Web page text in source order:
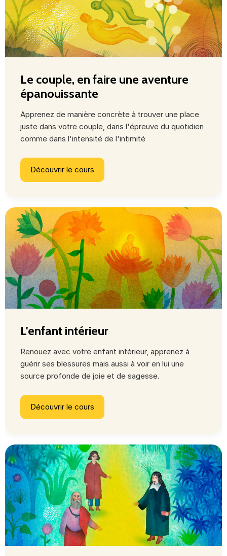
Le couple, en faire une aventure
épanouissante
Apprenez de manière concrète à trouver une place
juste dans votre couple, dans l'épreuve du quotidien
comme dans l'intensité de l'intimité
Découvrir le cours
L'enfant intérieur
Renouez avec votre enfant intérieur, apprenez à
guérir ses blessures mais aussi à voir en lui une
source profonde de joie et de sagesse.
Découvrir le cours